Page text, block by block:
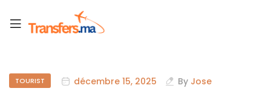
TOURIST décembre 15, 2025 By Jose